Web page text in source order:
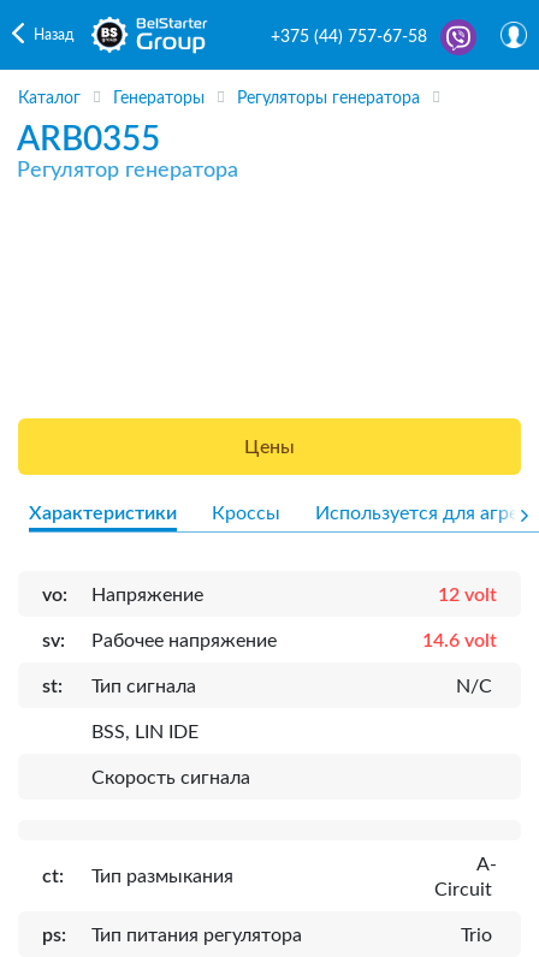
Назад +375 (44) 757-67-58
Каталог Генераторы Регуляторы генератора
ARB0355
Регулятор генератора
Цены
Характеристики Кроссы Используется для
vo: Напряжение 12 volt
sv: Рабочее напряжение 14.6 volt
st: Тип сигнала N/C
BSS, LIN IDE
Скорость сигнала
ct: Тип размыкания
A-
Circuit
ps: Тип питания регулятора Trio